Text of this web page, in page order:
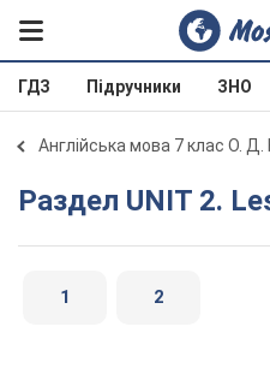
ГДЗ Підручники ЗНО
Англійська мова 7 клас О.
Раздел UNIT 2.
1 2